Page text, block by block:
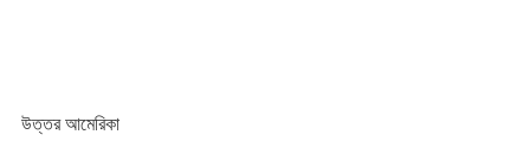
উত্তর আমেরিকা